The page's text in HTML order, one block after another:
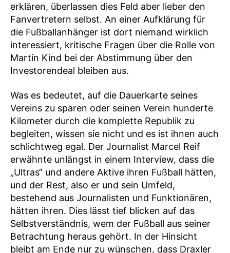
erklären, überlassen dies Feld aber lieber den
Fanvertretern selbst. An einer Aufklärung für
die Fußballanhänger ist dort niemand wirklich
interessiert, kritische Fragen über die Rolle von
Martin Kind bei der Abstimmung über den
Investorendeal bleiben aus.
Was es bedeutet, auf die Dauerkarte seines
Vereins zu sparen oder seinen Verein hunderte
Kilometer durch die komplette Republik zu
begleiten, wissen sie nicht und es ist ihnen auch
schlichtweg egal. Der Journalist Marcel Reif
erwähnte unlängst in einem Interview, dass die
„Ultras“ und andere Aktive ihren Fußball hätten,
und der Rest, also er und sein Umfeld,
bestehend aus Journalisten und Funktionären,
hätten ihren. Dies lässt tief blicken auf das
Selbstverständnis, wem der Fußball aus seiner
Betrachtung heraus gehört. In der Hinsicht
bleibt am Ende nur zu wünschen, dass Draxler